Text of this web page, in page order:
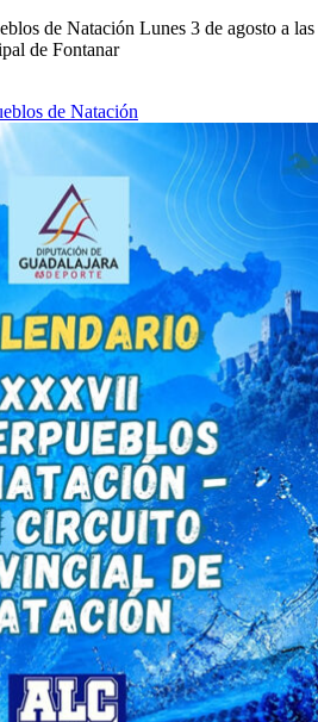
de Natación Lunes 3 de agosto a las
de Fontanar
de Natación